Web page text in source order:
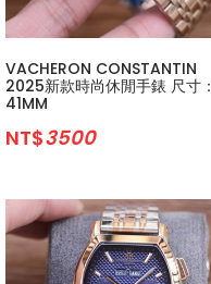
VACHERON CONSTANTIN
2025新款時尚休閒手錶 尺寸：
41MM
NT$3500